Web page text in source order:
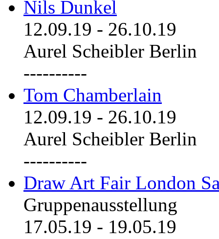
Nils Dunkel
12.09.19 - 26.10.19
Aurel Scheibler Berlin
----------
Tom Chamberlain
12.09.19 - 26.10.19
Aurel Scheibler Berlin
----------
Draw Art Fair London
Gruppenausstellung
17.05.19 - 19.05.19